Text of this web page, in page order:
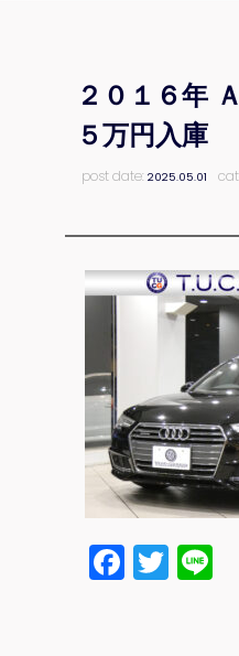
２０１６年
５万円入庫
post date:2025.05.01